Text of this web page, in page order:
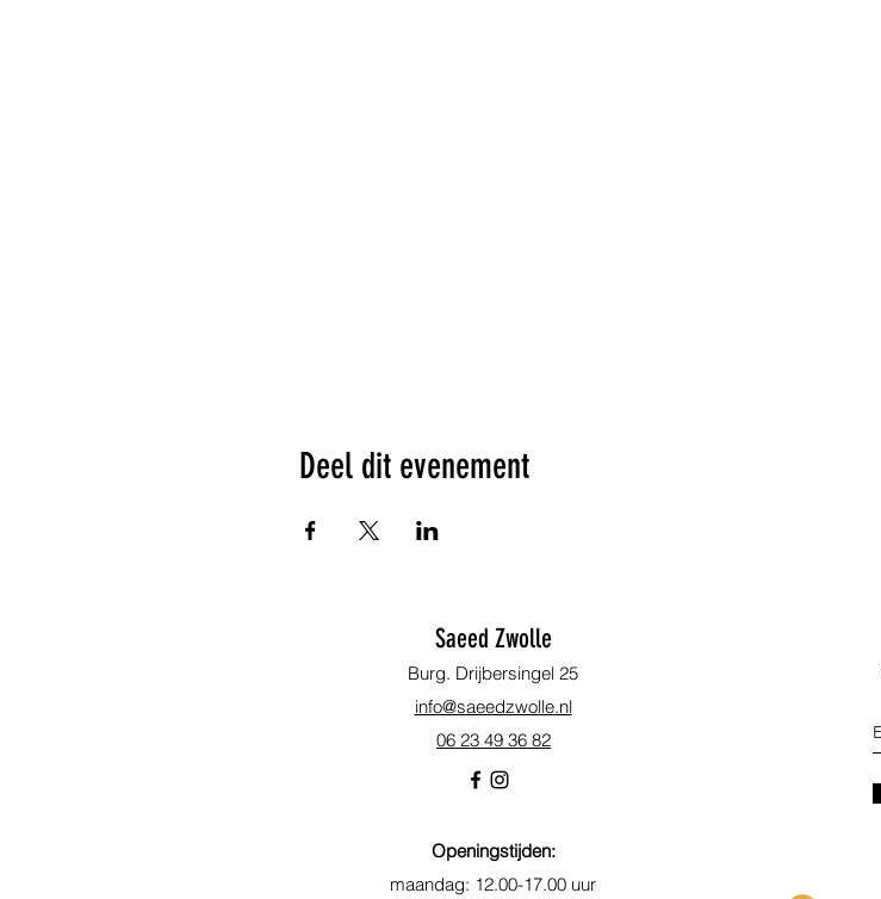
Deel dit evenement
Saeed Zwolle
Burg. Drijbersingel 25
info@saeedzwolle.nl
06 23 49 36 82
Openingstijden:
maandag: 12.00-17.00 uur